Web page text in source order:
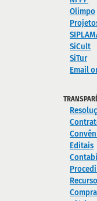
Olimpo
SiCult
SiTur
Email
Editais